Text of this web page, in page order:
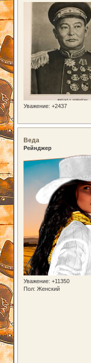
Уважение: +2437
Веда
Рейнджер
Уважение: +11350
Пол: Женский